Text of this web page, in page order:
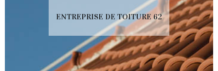
ENTREPRISE DE TOITURE 62